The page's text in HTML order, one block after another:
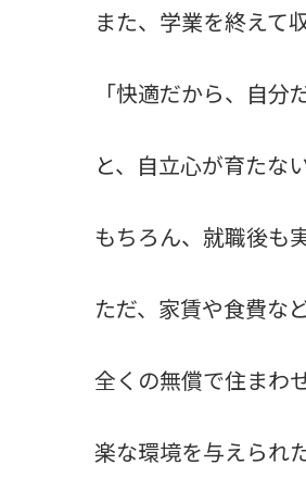
また、学業を終えて
「快適だから、自分
と、自立心が育たな
もちろん、就職後も
ただ、家賃や食費な
全くの無償で住まわ
楽な環境を与えられ